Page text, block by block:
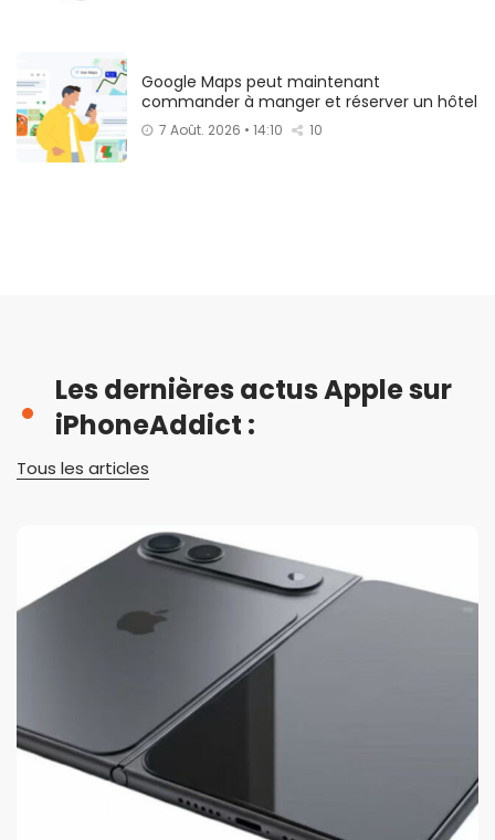
Google Maps peut maintenant
commander à manger et réserver un hôtel
7 Août. 2026 • 14:10 10
Les dernières actus Apple sur
iPhoneAddict :
Tous les articles